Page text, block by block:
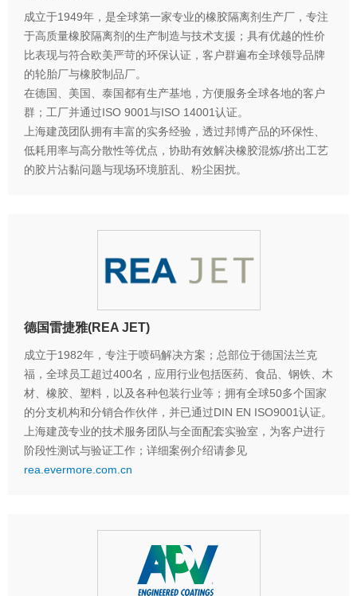
成立于1949年，是全球第一家专业的橡胶隔离剂生产厂，专注
于高质量橡胶隔离剂的生产制造与技术支援；具有优越的性价
比表现与符合欧美严苛的环保认证，客户群遍布全球领导品牌
的轮胎厂与橡胶制品厂。
在德国、美国、泰国都有生产基地，方便服务全球各地的客户
群；工厂并通过ISO 9001与ISO 14001认证。
上海建茂团队拥有丰富的实务经验，透过邦博产品的环保性、
低耗用率与高分散性等优点，协助有效解决橡胶混炼/挤出工艺
的胶片沾黏问题与现场环境脏乱、粉尘困扰。
德国雷捷雅(REA JET)
成立于1982年，专注于喷码解决方案；总部位于德国法兰克
福，全球员工超过400名，应用行业包括医药、食品、钢铁、木
材、橡胶、塑料，以及各种包装行业等；拥有全球50多个国家
的分支机构和分销合作伙伴，并已通过DIN EN ISO9001认证。
上海建茂专业的技术服务团队与全面配套实验室，为客户进行
阶段性测试与验证工作；详细案例介绍请参见
rea.evermore.com.cn